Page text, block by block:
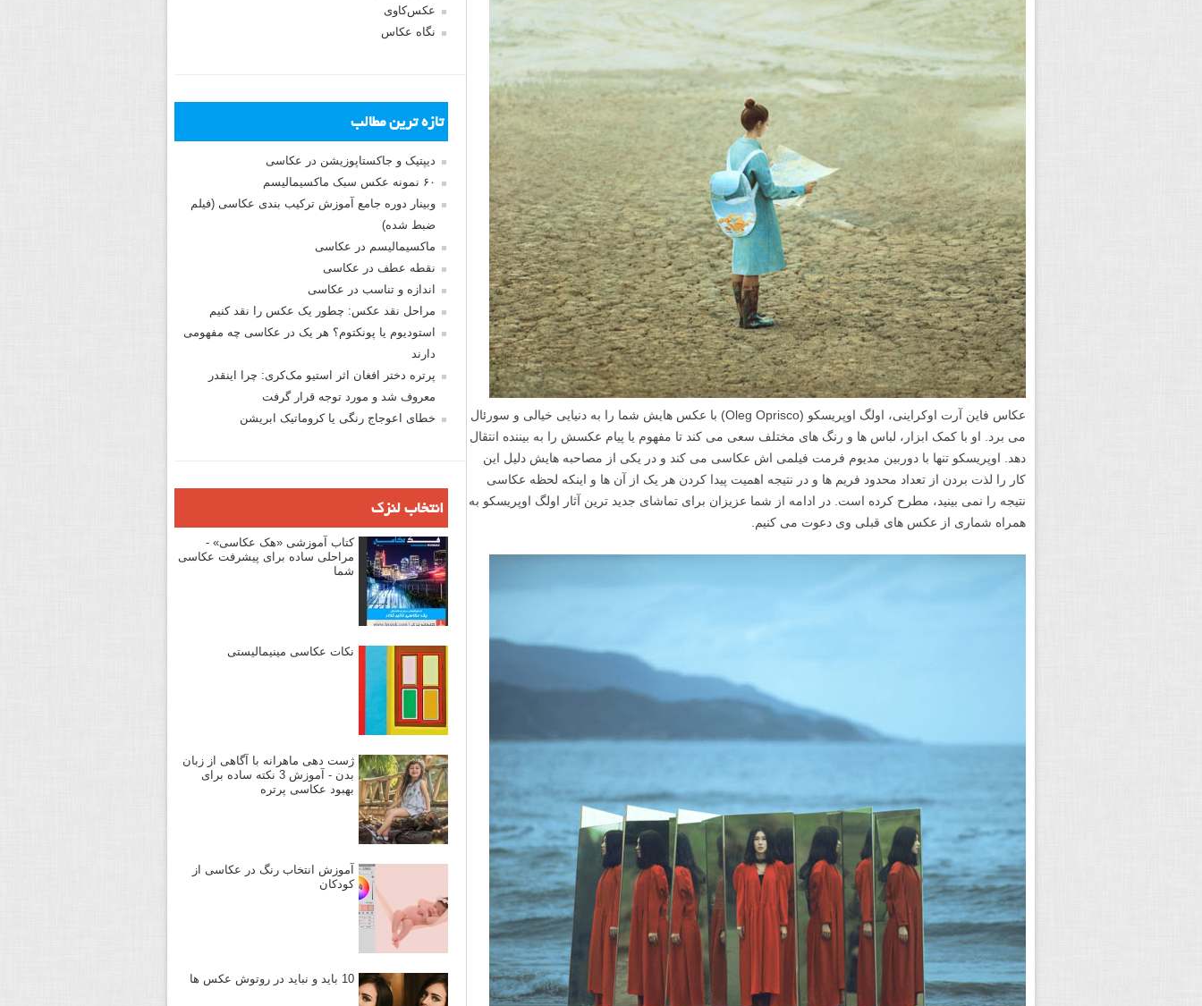
عکاس فاین آرت اوکراینی، اولگ اوپریسکو (Oleg Oprisco) با عکس هایش شما را به دنیایی خیالی و سورئال
می برد. او با کمک ابزار، لباس ها و رنگ های مختلف سعی می کند تا مفهوم یا پیام عکسش را به بیننده انتقال
دهد. اوپریسکو تنها با دوربین مدیوم فرمت فیلمی اش عکاسی می کند و در یکی از مصاحبه هایش دلیل این
کار را لذت بردن از تعداد محدود فریم ها و در نتیجه اهمیت پیدا کردن هر یک از آن ها و اینکه لحظه عکاسی
نتیجه را نمی بینید، مطرح کرده است. در ادامه از شما عزیزان برای تماشای جدید ترین آثار اولگ اوپریسکو به
همراه شماری از عکس های قبلی وی دعوت می کنیم.
عکس‌کاوی
نگاه عکاس
تازه ترین مطالب
دیپتیک و جاکستا‌پوزیشن در عکاسی
۶۰ نمونه عکس سبک ماکسیمالیسم
وبینار دوره جامع آموزش ترکیب بندی عکاسی (فیلم
ضبط شده)
ماکسیمالیسم در عکاسی
نقطه عطف در عکاسی
اندازه و تناسب در عکاسی
مراحل نقد عکس: چطور یک عکس را نقد کنیم
استودیوم یا پونکتوم؟ هر یک در عکاسی چه مفهومی
دارند
پرتره دختر افغان اثر استیو مک‌کری: چرا اینقدر
معروف شد و مورد توجه قرار گرفت
خطای اعوجاج رنگی یا کروماتیک ابریشن
انتخاب لنزک
کتاب آموزشی «هک عکاسی» -
مراحلی ساده برای پیشرفت عکاسی
شما
نکات عکاسی مینیمالیستی
ژست دهی ماهرانه با آگاهی از زبان
بدن - آموزش 3 نکته ساده برای
بهبود عکاسی پرتره
آموزش انتخاب رنگ در عکاسی از
کودکان
10 باید و نباید در روتوش عکس ها